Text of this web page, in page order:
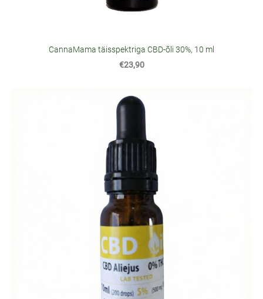
CannaMama täisspektriga CBD-õli 30%, 10 ml
€23,90